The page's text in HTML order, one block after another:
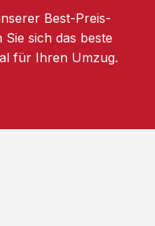
Best-Preis-
sich das beste
für Ihren Umzug.